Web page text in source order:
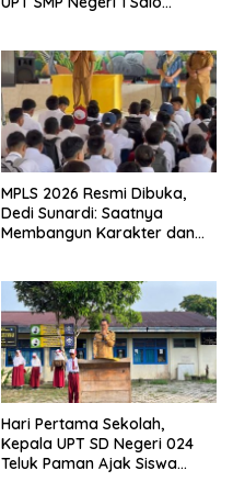
MPLS 2026 Resmi Dibuka,
Dedi Sunardi: Saatnya
Membangun Karakter dan
Hari Pertama Sekolah,
Kepala UPT SD Negeri 024
Teluk Paman Ajak Siswa